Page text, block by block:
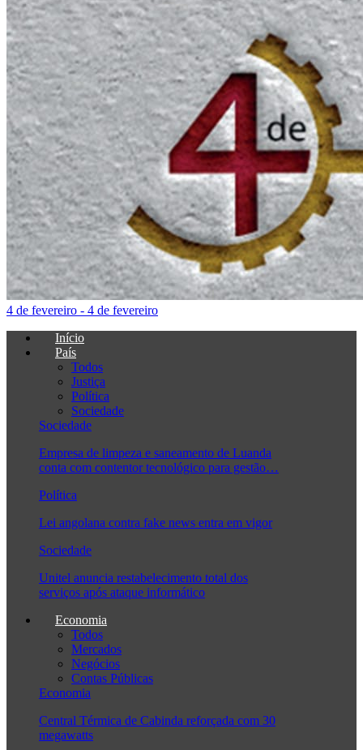
4 de fevereiro - 4 de fevereiro
Início
País
Todos
Justiça
Política
Sociedade
Sociedade
Empresa de limpeza e saneamento de Luanda
conta com contentor tecnológico para gestão…
Política
Lei angolana contra fake news entra em vigor
Sociedade
Unitel anuncia restabelecimento total dos
serviços após ataque informático
Economia
Todos
Mercados
Negócios
Contas Públicas
Economia
Central Térmica de Cabinda reforçada com 30
megawatts